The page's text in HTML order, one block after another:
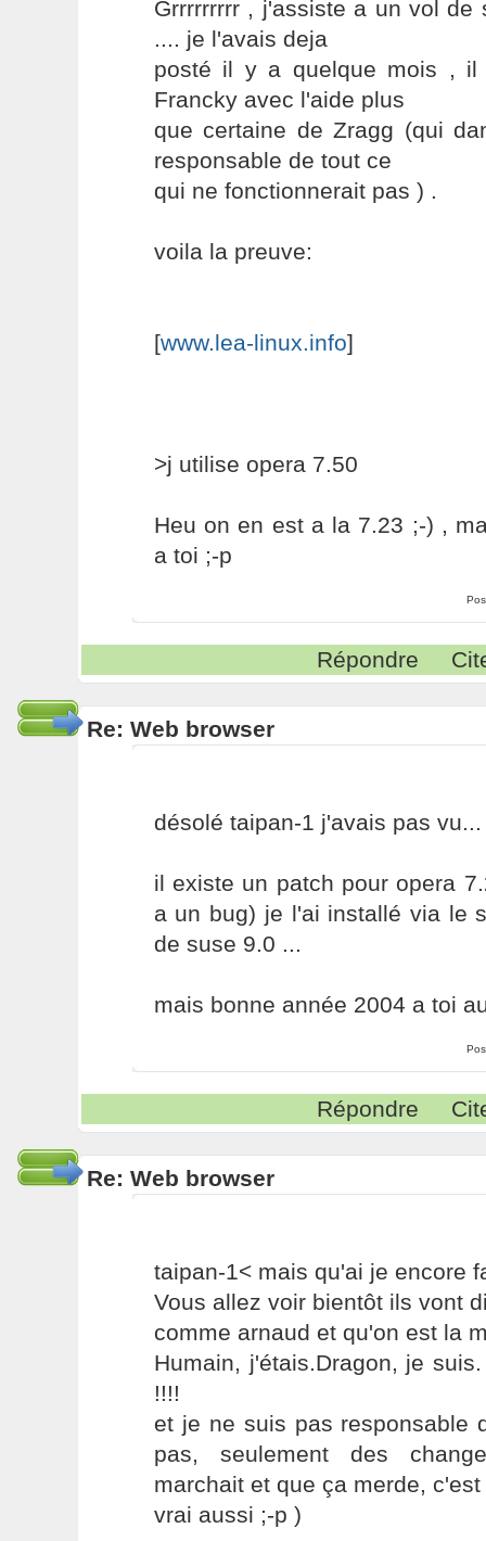
Grrrrrrrrr , j'assiste a un vol de
.... je l'avais deja
posté il y a quelque mois , il
Francky avec l'aide plus
que certaine de Zragg (qui
responsable de tout ce
qui ne fonctionnerait pas ) .
voila la preuve:
[www.lea-linux.info]
>j utilise opera 7.50
Heu on en est a la 7.23 ;-) ,
a toi ;-p
Répondre
Re: Web browser
désolé taipan-1 j'avais pas vu...
il existe un patch pour opera
a un bug) je l'ai installé via le
de suse 9.0 ...
mais bonne année 2004 a toi
Répondre
Re: Web browser
taipan-1< mais qu'ai je encore
Vous allez voir bientôt ils vont
comme arnaud et qu'on est la
Humain, j'étais.Dragon, je
!!!!
et je ne suis pas responsable
pas, seulement des
marchait et que ça merde,
vrai aussi ;-p )